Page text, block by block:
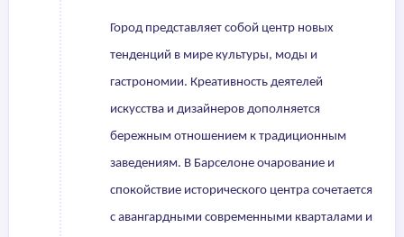
Город представляет собой центр новых
тенденций в мире культуры, моды и
гастрономии. Креативность деятелей
искусства и дизайнеров дополняется
бережным отношением к традиционным
заведениям. В Барселоне очарование и
спокойствие исторического центра сочетается
с авангардными современными кварталами и